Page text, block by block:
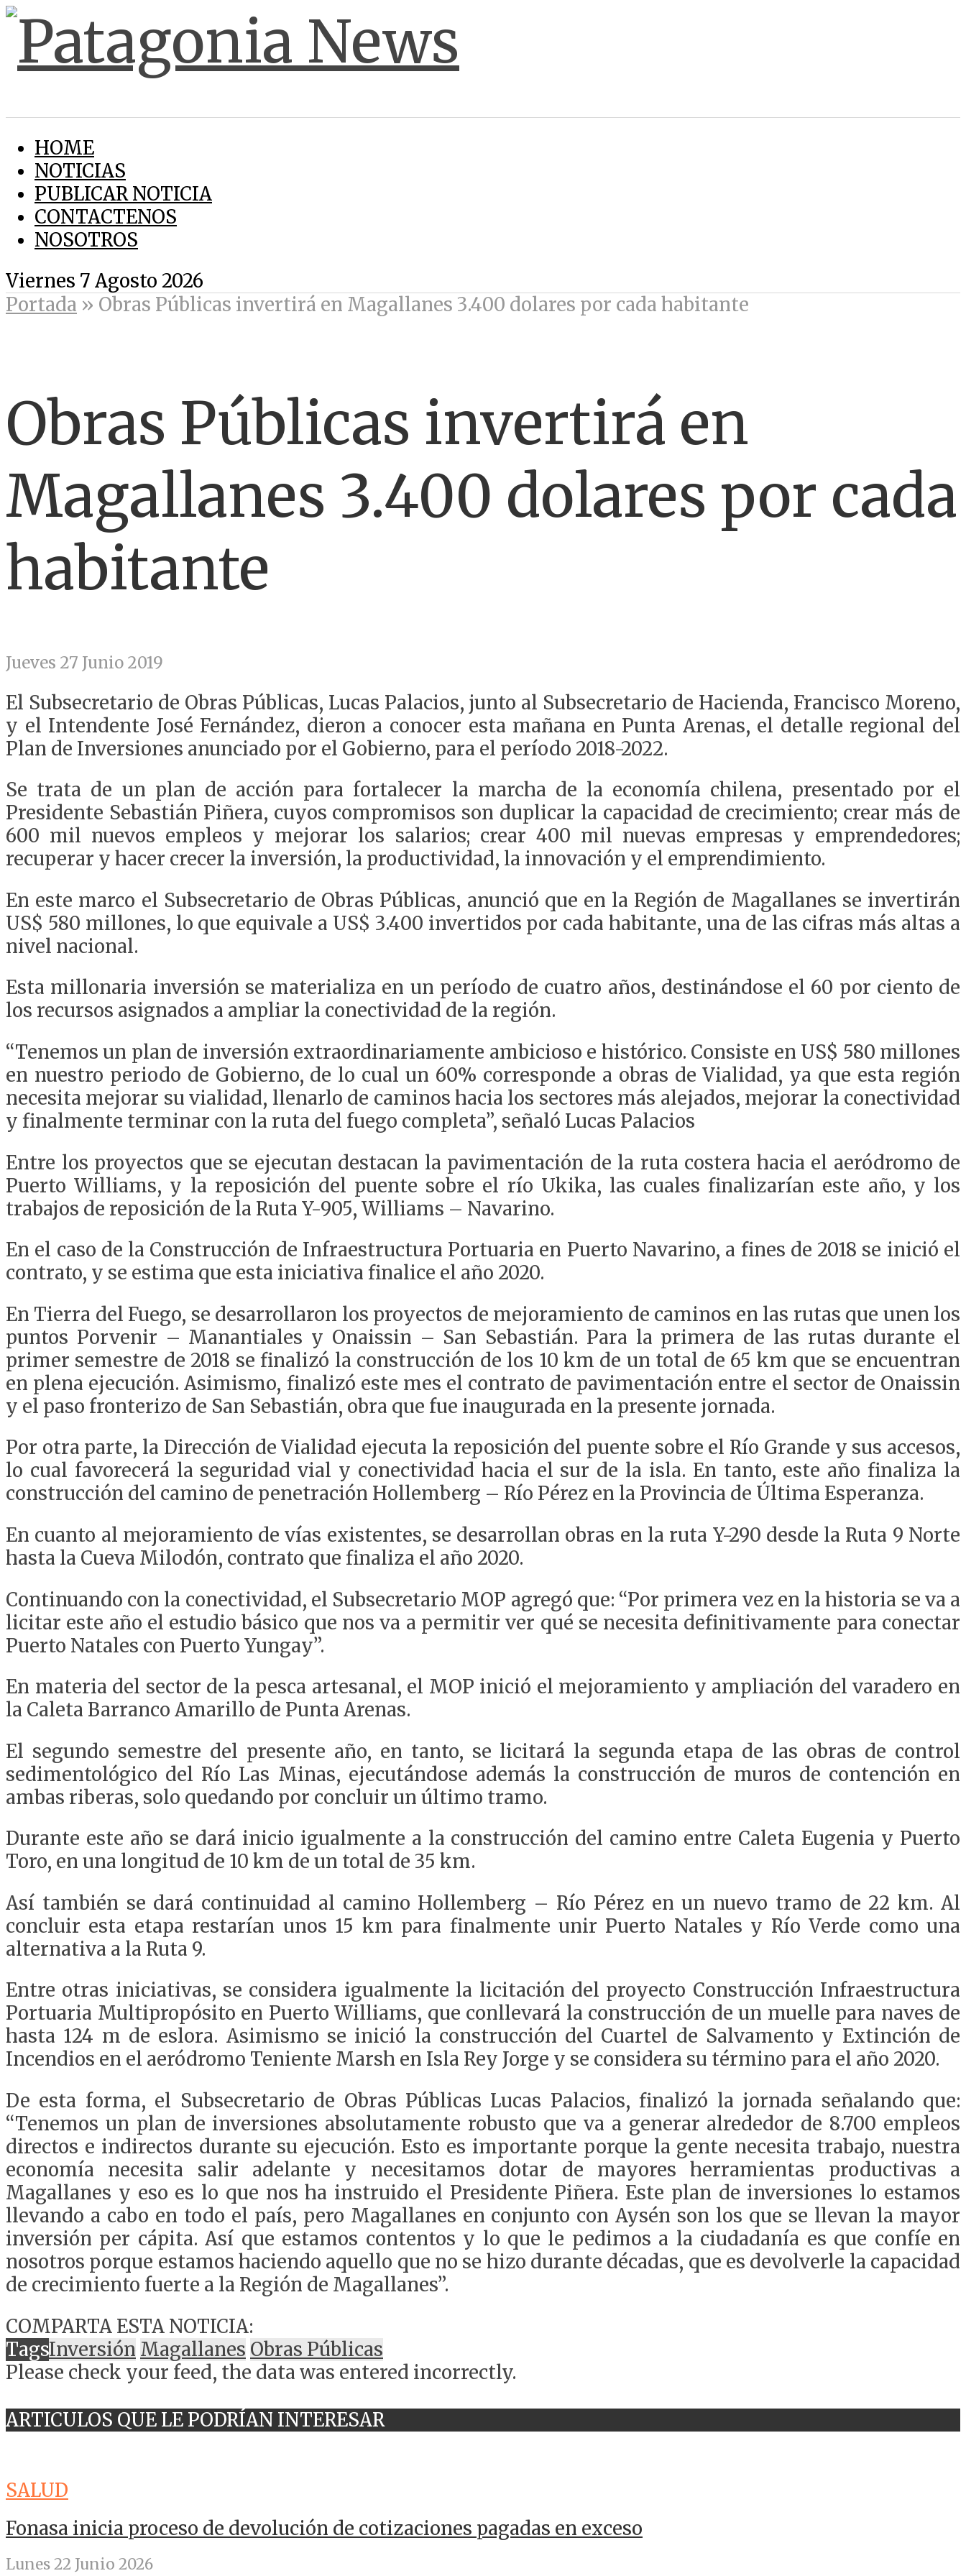
HOME
NOTICIAS
PUBLICAR NOTICIA
CONTACTENOS
NOSOTROS
Viernes 7 Agosto 2026
Portada » Obras Públicas invertirá en Magallanes 3.400 dolares por cada habitante
Obras Públicas invertirá en
Magallanes 3.400 dolares por cada
habitante
Jueves 27 Junio 2019
El Subsecretario de Obras Públicas, Lucas Palacios, junto al Subsecretario de Hacienda, Francisco Moreno,
y el Intendente José Fernández, dieron a conocer esta mañana en Punta Arenas, el detalle regional del
Plan de Inversiones anunciado por el Gobierno, para el período 2018-2022.
Se trata de un plan de acción para fortalecer la marcha de la economía chilena, presentado por el
Presidente Sebastián Piñera, cuyos compromisos son duplicar la capacidad de crecimiento; crear más de
600 mil nuevos empleos y mejorar los salarios; crear 400 mil nuevas empresas y emprendedores;
recuperar y hacer crecer la inversión, la productividad, la innovación y el emprendimiento.
En este marco el Subsecretario de Obras Públicas, anunció que en la Región de Magallanes se invertirán
US$ 580 millones, lo que equivale a US$ 3.400 invertidos por cada habitante, una de las cifras más altas a
nivel nacional.
Esta millonaria inversión se materializa en un período de cuatro años, destinándose el 60 por ciento de
los recursos asignados a ampliar la conectividad de la región.
“Tenemos un plan de inversión extraordinariamente ambicioso e histórico. Consiste en US$ 580 millones
en nuestro periodo de Gobierno, de lo cual un 60% corresponde a obras de Vialidad, ya que esta región
necesita mejorar su vialidad, llenarlo de caminos hacia los sectores más alejados, mejorar la conectividad
y finalmente terminar con la ruta del fuego completa”, señaló Lucas Palacios
Entre los proyectos que se ejecutan destacan la pavimentación de la ruta costera hacia el aeródromo de
Puerto Williams, y la reposición del puente sobre el río Ukika, las cuales finalizarían este año, y los
trabajos de reposición de la Ruta Y-905, Williams – Navarino.
En el caso de la Construcción de Infraestructura Portuaria en Puerto Navarino, a fines de 2018 se inició el
contrato, y se estima que esta iniciativa finalice el año 2020.
En Tierra del Fuego, se desarrollaron los proyectos de mejoramiento de caminos en las rutas que unen los
puntos Porvenir – Manantiales y Onaissin – San Sebastián. Para la primera de las rutas durante el
primer semestre de 2018 se finalizó la construcción de los 10 km de un total de 65 km que se encuentran
en plena ejecución. Asimismo, finalizó este mes el contrato de pavimentación entre el sector de Onaissin
y el paso fronterizo de San Sebastián, obra que fue inaugurada en la presente jornada.
Por otra parte, la Dirección de Vialidad ejecuta la reposición del puente sobre el Río Grande y sus accesos,
lo cual favorecerá la seguridad vial y conectividad hacia el sur de la isla. En tanto, este año finaliza la
construcción del camino de penetración Hollemberg – Río Pérez en la Provincia de Última Esperanza.
En cuanto al mejoramiento de vías existentes, se desarrollan obras en la ruta Y-290 desde la Ruta 9 Norte
hasta la Cueva Milodón, contrato que finaliza el año 2020.
Continuando con la conectividad, el Subsecretario MOP agregó que: “Por primera vez en la historia se va a
licitar este año el estudio básico que nos va a permitir ver qué se necesita definitivamente para conectar
Puerto Natales con Puerto Yungay”.
En materia del sector de la pesca artesanal, el MOP inició el mejoramiento y ampliación del varadero en
la Caleta Barranco Amarillo de Punta Arenas.
El segundo semestre del presente año, en tanto, se licitará la segunda etapa de las obras de control
sedimentológico del Río Las Minas, ejecutándose además la construcción de muros de contención en
ambas riberas, solo quedando por concluir un último tramo.
Durante este año se dará inicio igualmente a la construcción del camino entre Caleta Eugenia y Puerto
Toro, en una longitud de 10 km de un total de 35 km.
Así también se dará continuidad al camino Hollemberg – Río Pérez en un nuevo tramo de 22 km. Al
concluir esta etapa restarían unos 15 km para finalmente unir Puerto Natales y Río Verde como una
alternativa a la Ruta 9.
Entre otras iniciativas, se considera igualmente la licitación del proyecto Construcción Infraestructura
Portuaria Multipropósito en Puerto Williams, que conllevará la construcción de un muelle para naves de
hasta 124 m de eslora. Asimismo se inició la construcción del Cuartel de Salvamento y Extinción de
Incendios en el aeródromo Teniente Marsh en Isla Rey Jorge y se considera su término para el año 2020.
De esta forma, el Subsecretario de Obras Públicas Lucas Palacios, finalizó la jornada señalando que:
“Tenemos un plan de inversiones absolutamente robusto que va a generar alrededor de 8.700 empleos
directos e indirectos durante su ejecución. Esto es importante porque la gente necesita trabajo, nuestra
economía necesita salir adelante y necesitamos dotar de mayores herramientas productivas a
Magallanes y eso es lo que nos ha instruido el Presidente Piñera. Este plan de inversiones lo estamos
llevando a cabo en todo el país, pero Magallanes en conjunto con Aysén son los que se llevan la mayor
inversión per cápita. Así que estamos contentos y lo que le pedimos a la ciudadanía es que confíe en
nosotros porque estamos haciendo aquello que no se hizo durante décadas, que es devolverle la capacidad
de crecimiento fuerte a la Región de Magallanes”.
COMPARTA ESTA NOTICIA:
TagsInversión Magallanes Obras Públicas
Please check your feed, the data was entered incorrectly.
ARTICULOS QUE LE PODRÍAN INTERESAR
SALUD
Fonasa inicia proceso de devolución de cotizaciones pagadas en exceso
Lunes 22 Junio 2026